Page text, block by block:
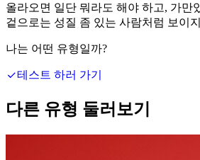
올라오면 일단 뭐라도 해야 하고, 가만
겉으로는 성질 좀 있는 사람처럼 보이
나는 어떤 유형일까?
테스트 하러 가기
다른 유형 둘러보기